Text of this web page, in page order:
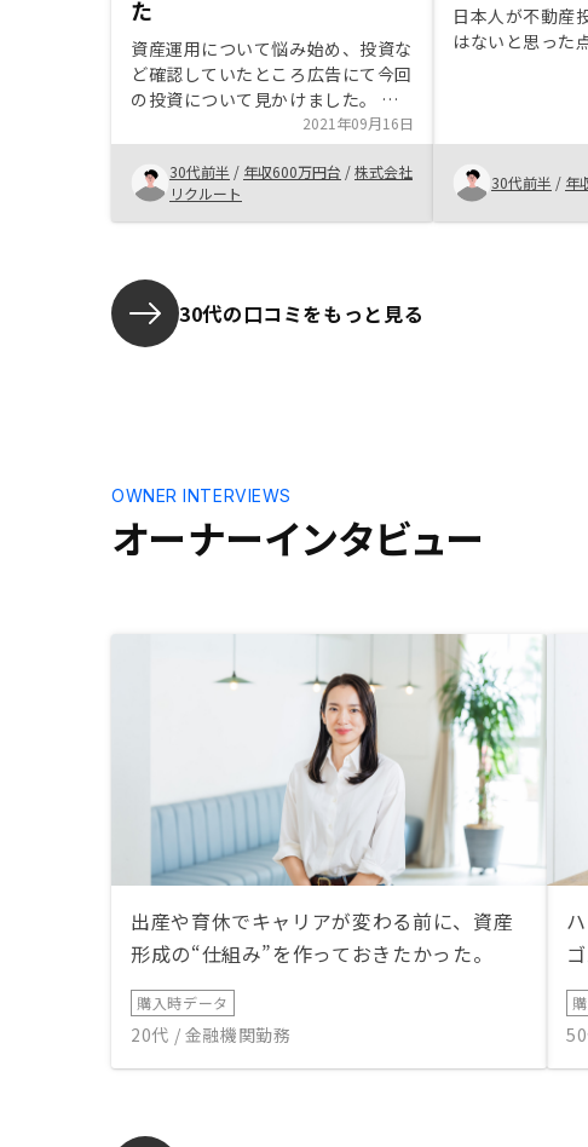
た
資産運用について悩み始め、投資な
ど確認していたところ広告にて今回
の投資について見かけました。 不
動産の投資は不安が多く、どのよう
にやっていくかも分からない状態だ
ったのでとりあえず面談を受けるこ
とに。 リスクについての不安が大
きかったですが、面談にて丁寧に説
たため購入することにしました。
2021年09月16日
30代前半 / 年収600万円台 /株式会社
リクルート
日本人が不動産
はないと思った
30代前半 / 年
30代の口コミをもっと見る
オーナーインタビュー
OWNER INTERVIEWS
出産や育休でキャリアが変わる前に、資産
形成の“仕組み”を作っておきたかった。
購入時データ
20代 / 金融機関勤務